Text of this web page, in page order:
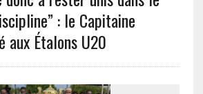
: le Capitaine
aux Étalons U20